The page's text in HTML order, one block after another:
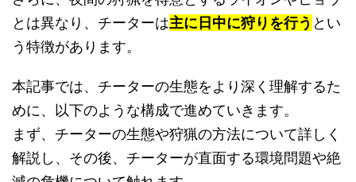
とは異なり、チーターは主に日中に狩りを行う とい
う特徴があります。
本記事では、チーターの生態をより深く理解するた
めに、以下のような構成で進めていきます。
まず、チーターの生態や狩猟の方法について詳しく
解説し、その後、チーターが直面する環境問題や絶